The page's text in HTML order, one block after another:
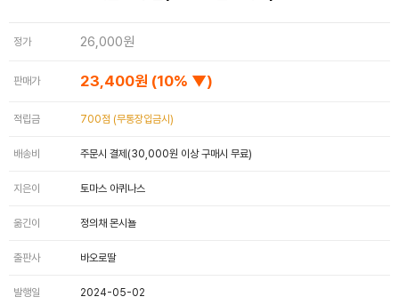
정가 26,000원
판매가 23,400원 (10% ▼)
적립금 700점 (무통장입금시)
배송비 주문시 결제(30,000원 이상 구매시 무료)
지은이 토마스 아퀴나스
옮긴이 정의채 몬시뇰
출판사 바오로딸
발행일 2024-05-02